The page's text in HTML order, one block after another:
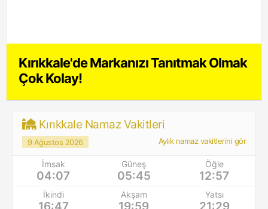
Kırıkkale'de Markanızı Tanıtmak Olmak
Çok Kolay!
Kırıkkale Namaz Vakitleri
9 Ağustos 2026 Aylık namaz vakitlerini gör
İmsak
04:07
Güneş
05:45
Öğle
12:57
İkindi
16:47
Akşam
19:59
Yatsı
21:29